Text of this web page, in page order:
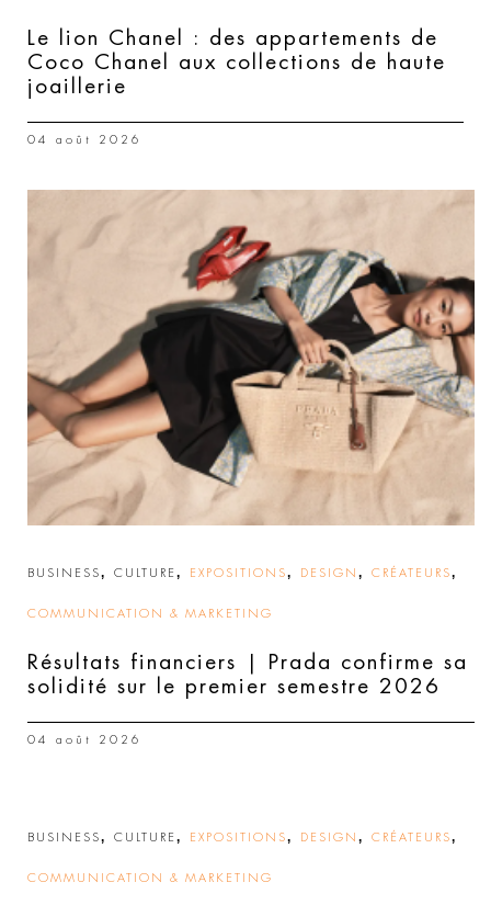
Le lion Chanel : des appartements de
Coco Chanel aux collections de haute
joaillerie
04 août 2026
BUSINESS, CULTURE , EXPOSITIONS, DESIGN , CRÉATEURS,
COMMUNICATION & MARKETING
Résultats financiers | Prada confirme sa
solidité sur le premier semestre 2026
04 août 2026
BUSINESS, CULTURE , EXPOSITIONS, DESIGN , CRÉATEURS,
COMMUNICATION & MARKETING